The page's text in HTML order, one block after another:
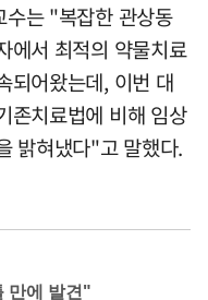
수는 "복잡한 관상동
에서 최적의 약물치료
되어왔는데, 이번 대
존치료법에 비해 임상
밝혀냈다"고 말했다.
만에 발견"